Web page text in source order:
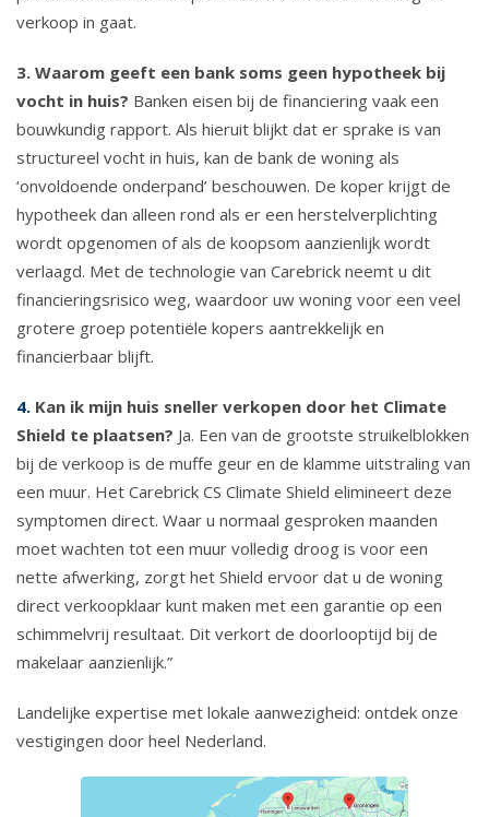
verkoop in gaat.
3. Waarom geeft een bank soms geen hypotheek bij
vocht in huis? Banken eisen bij de financiering vaak een
bouwkundig rapport. Als hieruit blijkt dat er sprake is van
structureel vocht in huis, kan de bank de woning als
‘onvoldoende onderpand’ beschouwen. De koper krijgt de
hypotheek dan alleen rond als er een herstelverplichting
wordt opgenomen of als de koopsom aanzienlijk wordt
verlaagd. Met de technologie van Carebrick neemt u dit
financieringsrisico weg, waardoor uw woning voor een veel
grotere groep potentiële kopers aantrekkelijk en
financierbaar blijft.
4. Kan ik mijn huis sneller verkopen door het Climate
Shield te plaatsen? Ja. Een van de grootste struikelblokken
bij de verkoop is de muffe geur en de klamme uitstraling van
een muur. Het Carebrick CS Climate Shield elimineert deze
symptomen direct. Waar u normaal gesproken maanden
moet wachten tot een muur volledig droog is voor een
nette afwerking, zorgt het Shield ervoor dat u de woning
direct verkoopklaar kunt maken met een garantie op een
schimmelvrij resultaat. Dit verkort de doorlooptijd bij de
makelaar aanzienlijk.”
Landelijke expertise met lokale aanwezigheid: ontdek onze
vestigingen door heel Nederland.